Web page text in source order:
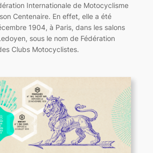
Internationale de Motocyclisme
Centenaire. En effet, elle a été
1904, à Paris, dans les salons
sous le nom de Fédération
Clubs Motocyclistes.